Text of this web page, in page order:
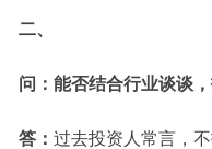
二、
问：能否结合行业谈谈
答： 过去投资人常言，